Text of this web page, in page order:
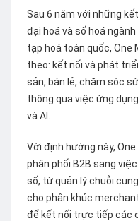
Sau 6 năm với những
đại hoá và số hoá
tạp hoá toàn quốc, One
theo: kết nối và phát
sản, bán lẻ, chăm sóc
thông qua việc ứng
và AI.
Với định hướng này,
phân phối B2B sang
số, từ quản lý chuỗi
cho phân khúc
để kết nối trực tiếp các